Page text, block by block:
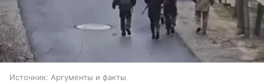
Источник: Аргументы и факты